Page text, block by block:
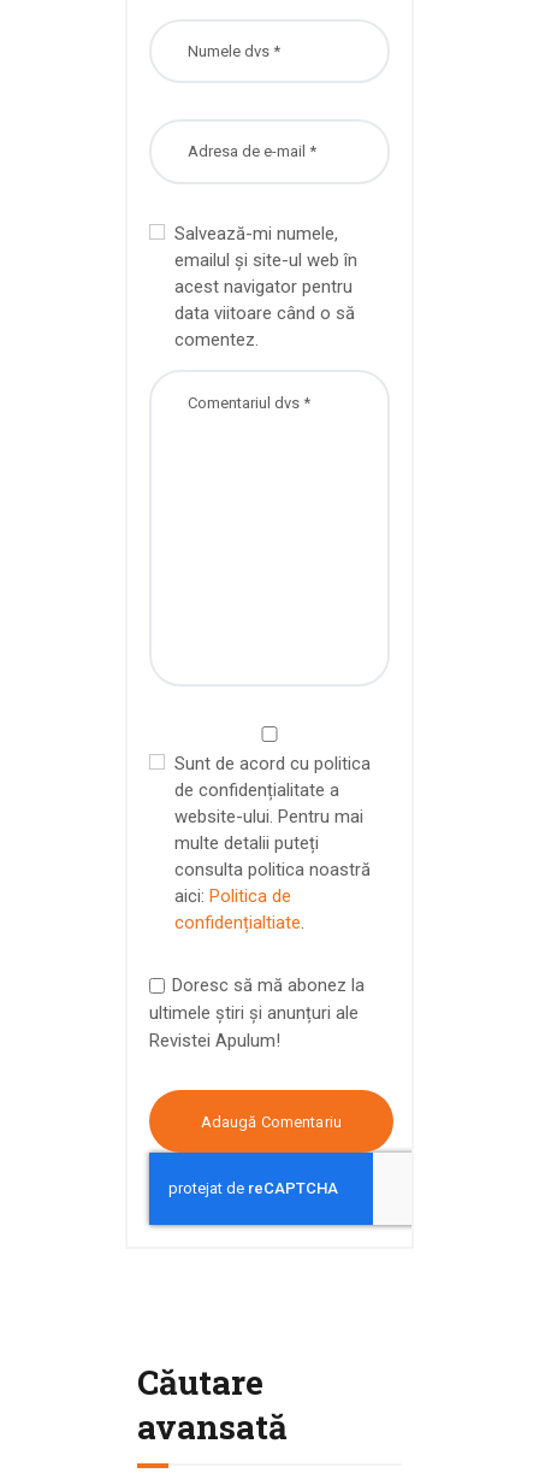
Salvează-mi numele,
emailul și site-ul web în
acest navigator pentru
data viitoare când o să
comentez.
Sunt de acord cu politica
de confidențialitate a
website-ului. Pentru mai
multe detalii puteți
consulta politica noastră
aici: Politica de
confidențialtiate.
Doresc să mă abonez la
ultimele știri și anunțuri ale
Revistei Apulum!
Căutare
avansată